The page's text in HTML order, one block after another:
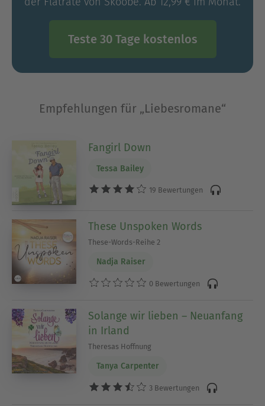
Teste 30 Tage kostenlos
Empfehlungen für „Liebesromane“
Fangirl Down
Tessa Bailey
19 Bewertungen
These Unspoken Words
These-Words-Reihe 2
Nadja Raiser
0 Bewertungen
Solange wir lieben – Neuanfang
in Irland
Theresas Hoffnung
Tanya Carpenter
3 Bewertungen